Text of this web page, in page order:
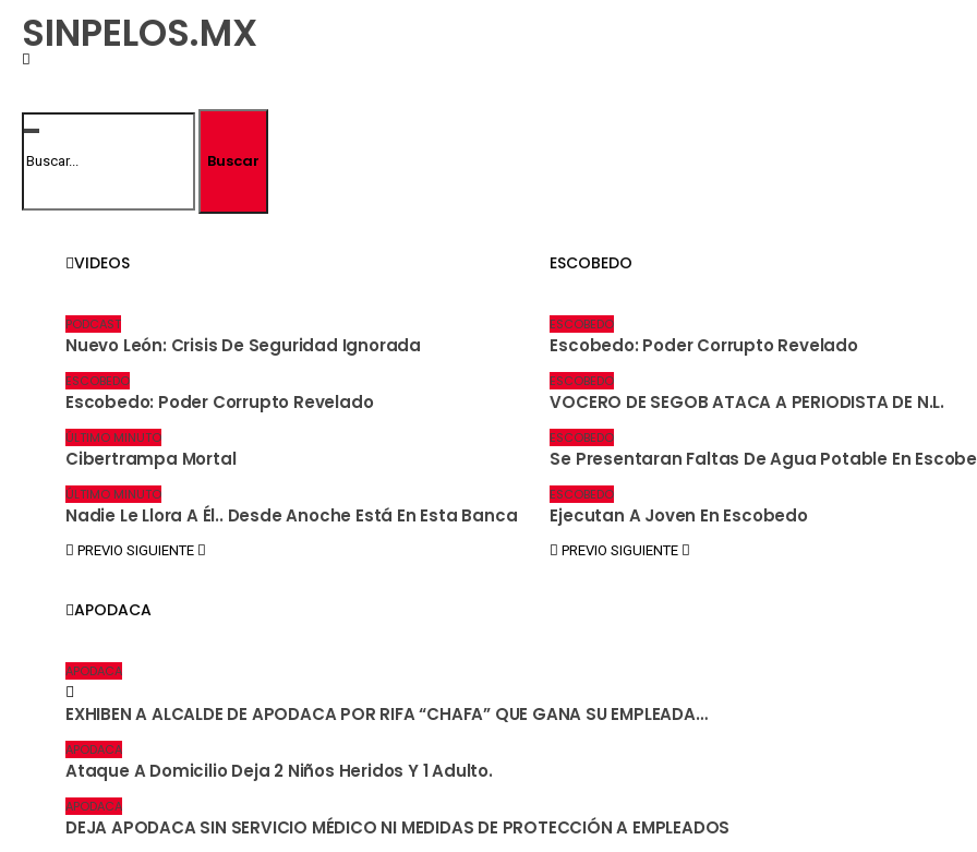
SINPELOS.MX
-
VIDEOS
PODCAST
Nuevo León: Crisis De Seguridad Ignorada
ESCOBEDO
Escobedo: Poder Corrupto Revelado
ÚLTIMO MINUTO
Cibertrampa Mortal
ÚLTIMO MINUTO
Nadie Le Llora A Él.. Desde Anoche Está En Esta Banca
PREVIO SIGUIENTE
ESCOBEDO
ESCOBEDO
Escobedo: Poder Corrupto Revelado
ESCOBEDO
VOCERO DE SEGOB ATACA A PERIODISTA DE N.L.
ESCOBEDO
Se Presentaran Faltas De Agua Potable En
ESCOBEDO
Ejecutan A Joven En Escobedo
PREVIOSIGUIENTE
APODACA
APODACA
EXHIBEN A ALCALDE DE APODACA POR RIFA “CHAFA” QUE GANA SU EMPLEADA…
APODACA
Ataque A Domicilio Deja 2 Niños Heridos Y 1 Adulto.
APODACA
DEJA APODACA SIN SERVICIO MÉDICO NI MEDIDAS DE PROTECCIÓN A EMPLEADOS